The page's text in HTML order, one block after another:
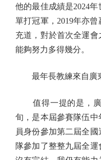
他的最佳成績是2024
單打冠軍，2019年亦
充道，對於首次全運
能夠努力多得幾分。
最年長教練來自廣
值得一提的是，廣
旬，是本屆參賽隊伍
員身份參加第二屆全
隊參加了整整九屆全